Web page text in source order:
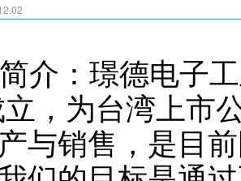
介：璟德电子
，为台湾上市
与销售，是目